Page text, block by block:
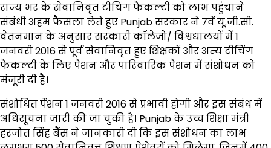
राज्य भर के सेवानिवृत टीचिंग फैकल्टी को लाभ पहुंचाने
संबंधी अहम फैसला लेते हुए Punjab सरकार ने 7वें यू.जी.सी.
वेतनमान के अनुसार सरकारी कॉलेजो/ विश्वद्यालयों में 1
जनवरी 2016 से पूर्व सेवानिवृत हुए शिक्षकों और अन्य टीचिंग
फैकल्टी के लिए पैंशन और पारिवारिक पैंशन में संशोधन को
मंजूरी दी है।
संशोधित पेंशन 1 जनवरी 2016 से प्रभावी होगी और इस संबंध में
अधिसूचना जारी की जा चुकी है। Punjab के उच्च शिक्षा मंत्री
हरजोत सिंह बैंस ने जानकारी दी कि इस संशोधन का लाभ